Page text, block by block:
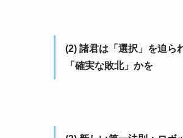
(2) 諸君は「選択」を迫ら
「確実な敗北」かを